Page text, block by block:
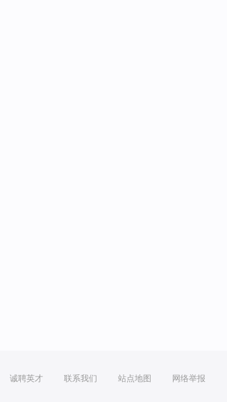
诚聘英才 联系我们 站点地图 网络举报